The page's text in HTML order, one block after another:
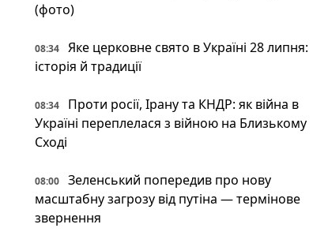
(фото)
08:34
Яке церковне свято в Україні 28 липня:
історія й традиції
08:34
Проти росії, Ірану та КНДР: як війна в
Україні переплелася з війною на Близькому
Сході
08:00
Зеленський попередив про нову
масштабну загрозу від путіна — термінове
звернення